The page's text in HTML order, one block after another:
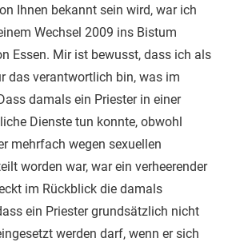
Ihnen bekannt sein wird, war ich
Wechsel 2009 ins Bistum
Essen. Mir ist bewusst, dass ich als
das verantwortlich bin, was im
damals ein Priester in einer
Dienste tun konnte, obwohl
mehrfach wegen sexuellen
worden war, war ein verheerender
im Rückblick die damals
ein Priester grundsätzlich nicht
werden darf, wenn er sich